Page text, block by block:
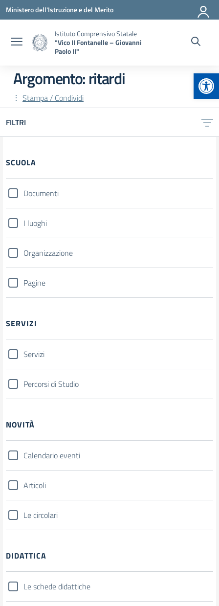
Vai ai contenuti
Vai al menu di navigazione
Vai al footer
Ministero dell'Istruzione e del Merito
Istituto Comprensivo Statale
"Vico II Fontanelle – Giovanni
Paolo II"
Argomento: ritardi
Stampa / Condividi
FILTRI
Filtri
SCUOLA
Documenti
I luoghi
Organizzazione
Pagine
SERVIZI
Servizi
Percorsi di Studio
NOVITÀ
Calendario eventi
Articoli
Le circolari
DIDATTICA
Le schede didattiche